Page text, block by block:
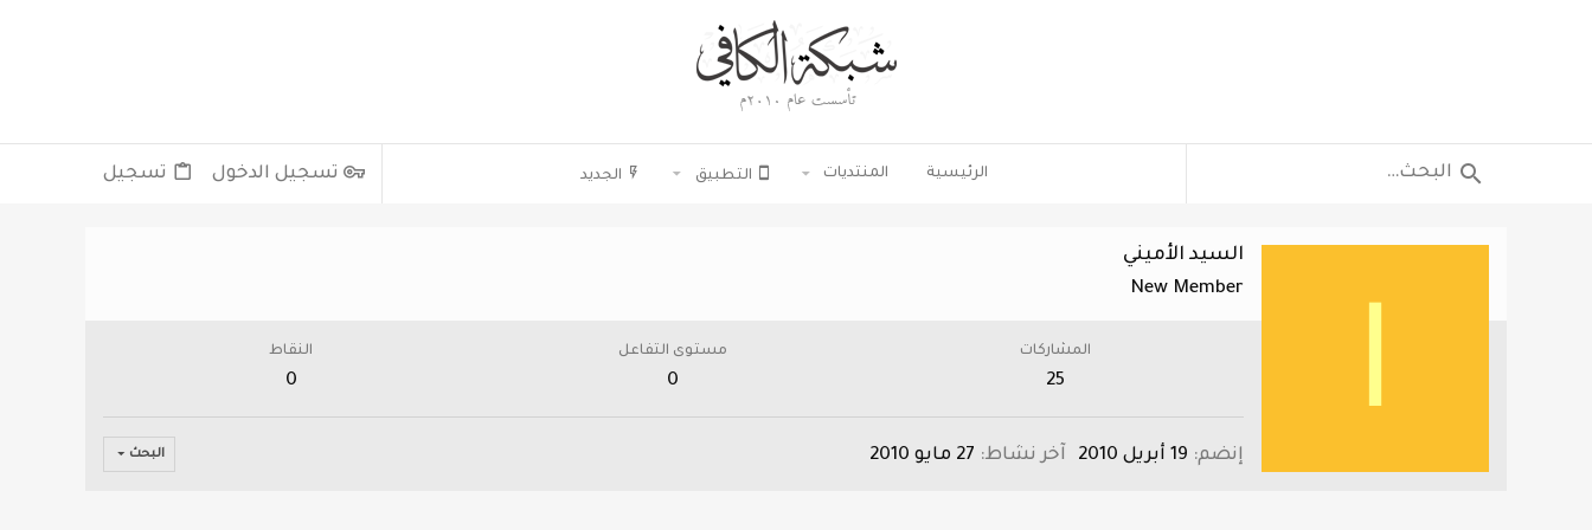
الرئيسية المنتديات التطبيق الجديد تسجيل الدخول تسجيل
السيد الأميني
New Member
المشاركات
25
مستوى التفاعل
0
النقاط
0
إنضم 19 أبريل 2010 آخر نشاط 27 مايو 2010 البحث